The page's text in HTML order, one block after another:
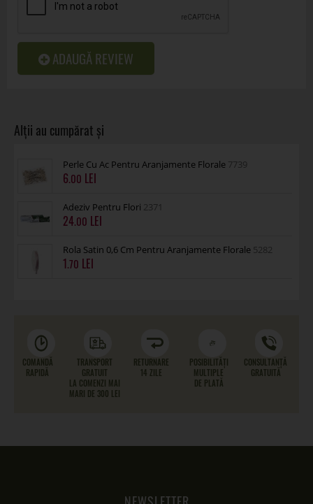
ADAUGĂ REVIEW
Perle Cu Ac Pentru Aranjamente Florale 7739
6.00
Adeziv Pentru Flori 2371
24.00
Rola Satin 0,6 Cm Pentru Aranjamente Florale 5282
1.70
COMANDĂ
RAPIDĂ
TRANSPORT
GRATUIT
LA COMENZI MAI
MARI DE 300 LEI
RETURNARE
14 ZILE
POSIBILITĂȚI
MULTIPLE
DE PLATĂ
CONSULTANȚĂ
GRATUITĂ